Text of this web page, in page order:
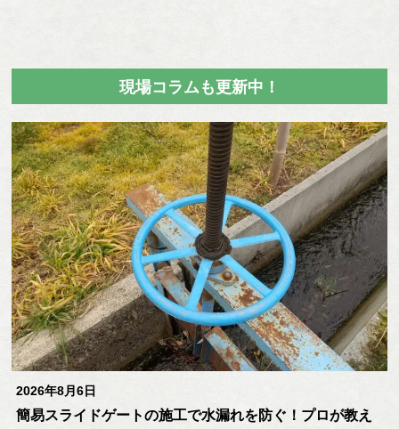
現場コラムも更新中！
2026年8月6日
簡易スライドゲートの施工で水漏れを防ぐ！プロが教え